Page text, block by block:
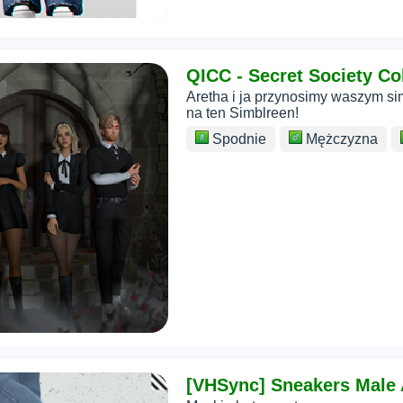
QICC - Secret Society
Aretha i ja przynosimy waszym
na ten Simblreen!
Spodnie
Mężczyzna
[VHSync] Sneakers Male